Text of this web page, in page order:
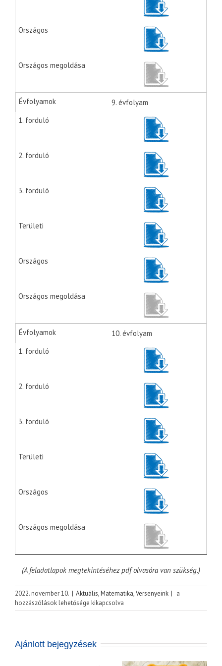
9. évfolyam
10. évfolyam
(A feladatlapok megtekintéséhezpdf olvasóra van szükség.)
2022. november 10. | Aktuális,Matematika,Versenyeink | Curie
Emlékverseny
feladatsorai
a
hozzászólások lehetősége kikapcsolva
Ajánlott bejegyzések
Meghívó a
2026. május